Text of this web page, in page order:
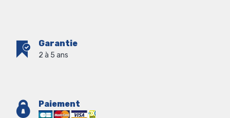
Garantie
2 à 5 ans
Paiement